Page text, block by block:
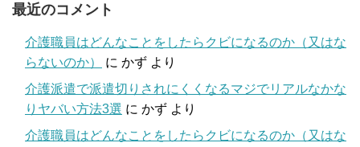
最近のコメント
介護職員はどんなことをしたらクビになるのか（又はな
らないのか）
に かず より
介護派遣で派遣切りされにくくなるマジでリアルなかな
りヤバい方法3選 に かず より
介護職員はどんなことをしたらクビになるのか（又はな